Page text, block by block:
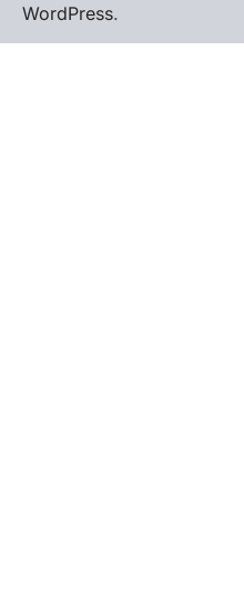
WordPress.